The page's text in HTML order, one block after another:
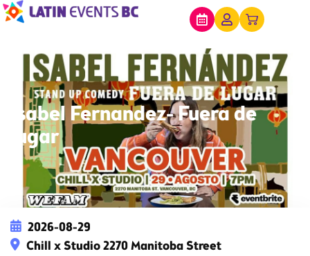
Isabel Fernandez- Fuera de
lugar
2026-08-29
Chill x Studio 2270 Manitoba Street